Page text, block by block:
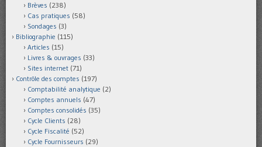
Brèves (238)
Cas pratiques (58)
Sondages (3)
Bibliographie (115)
Articles (15)
Livres & ouvrages (33)
Sites internet (71)
Contrôle des comptes (197)
Comptabilité analytique (2)
Comptes annuels (47)
Comptes consolidés (35)
Cycle Clients (28)
Cycle Fiscalité (52)
Cycle Fournisseurs (29)